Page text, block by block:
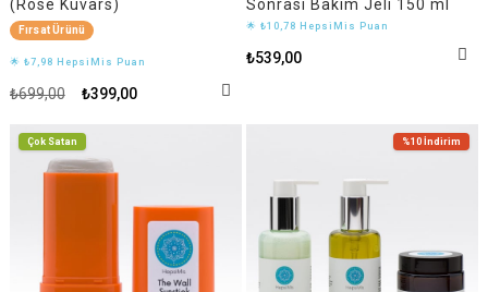
(Rose Kuvars)
Fırsat Ürünü
🌟 ₺7,98 HepsiMis Puan
₺399,00
₺699,00
Sonrası Bakım Jeli 150 ml
🌟 ₺10,78 HepsiMis Puan
₺539,00
Çok Satan %10 İndirim